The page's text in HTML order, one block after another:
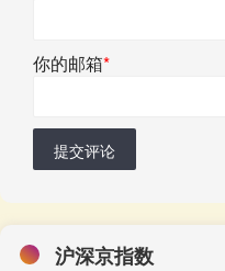
你的邮箱*
提交评论
沪深京指数